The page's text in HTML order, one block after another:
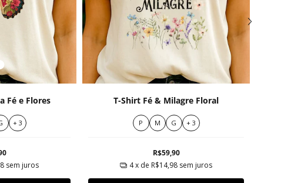
Fé e Flores
+ 3
sem juros
T-Shirt Fé & Milagre Floral
P M G + 3
R$59,90
4x de R$14,98 sem juros